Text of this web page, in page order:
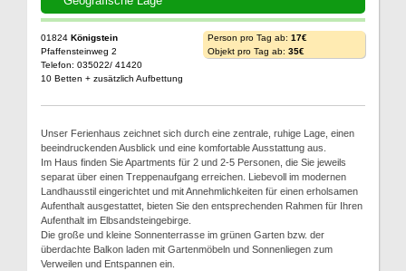
01824 Königstein
Pfaffensteinweg 2
Telefon: 035022/ 41420
10 Betten + zusätzlich Aufbettung
Person pro Tag ab: 17€
Objekt pro Tag ab: 35€
Unser Ferienhaus zeichnet sich durch eine zentrale, ruhige Lage, einen
beeindruckenden Ausblick und eine komfortable Ausstattung aus.
Im Haus finden Sie Apartments für 2 und 2-5 Personen, die Sie jeweils
separat über einen Treppenaufgang erreichen. Liebevoll im modernen
Landhausstil eingerichtet und mit Annehmlichkeiten für einen erholsamen
Aufenthalt ausgestattet, bieten Sie den entsprechenden Rahmen für Ihren
Aufenthalt im Elbsandsteingebirge.
Die große und kleine Sonnenterrasse im grünen Garten bzw. der
überdachte Balkon laden mit Gartenmöbeln und Sonnenliegen zum
Verweilen und Entspannen ein.